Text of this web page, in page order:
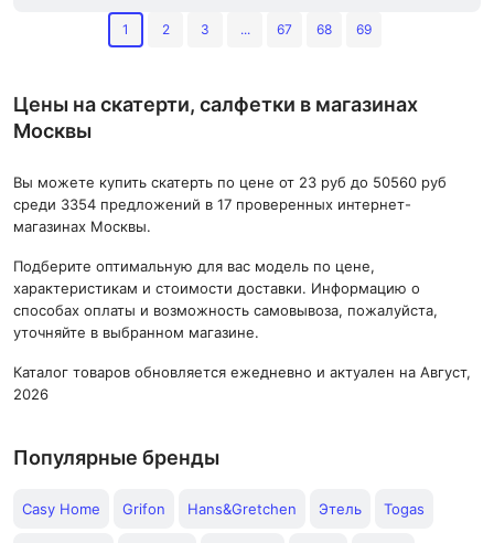
1 2 3 ... 67 68 69
Цены на скатерти, салфетки в магазинах
Москвы
Вы можете купить скатерть по цене от 23 руб до 50560 руб
среди 3354 предложений в 17 проверенных интернет-
магазинах Москвы.
Подберите оптимальную для вас модель по цене,
характеристикам и стоимости доставки. Информацию о
способах оплаты и возможность самовывоза, пожалуйста,
уточняйте в выбранном магазине.
Каталог товаров обновляется ежедневно и актуален на Август,
2026
Популярные бренды
Casy Home Grifon Hans&Gretchen Этель Togas